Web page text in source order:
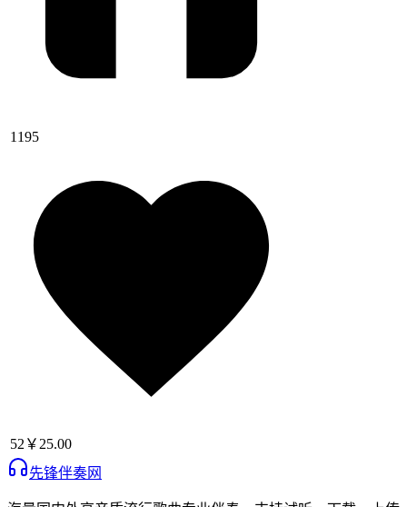
1195
52 ￥25.00
先锋伴奏网